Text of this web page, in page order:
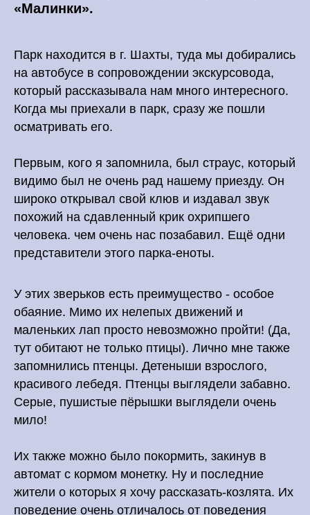
«Малинки».
Парк находится в г. Шахты, туда мы добирались
на автобусе в сопровождении экскурсовода,
который рассказывала нам много интересного.
Когда мы приехали в парк, сразу же пошли
осматривать его.
Первым, кого я запомнила, был страус, который
видимо был не очень рад нашему приезду. Он
широко открывал свой клюв и издавал звук
похожий на сдавленный крик охрипшего
человека. чем очень нас позабавил. Ещё одни
представители этого парка-еноты.
У этих зверьков есть преимущество - особое
обаяние. Мимо их нелепых движений и
маленьких лап просто невозможно пройти! (Да,
тут обитают не только птицы). Лично мне также
запомнились птенцы. Детеныши взрослого,
красивого лебедя. Птенцы выглядели забавно.
Серые, пушистые пёрышки выглядели очень
мило!
Их также можно было покормить, закинув в
автомат с кормом монетку. Ну и последние
жители о которых я хочу рассказать-козлята. Их
поведение очень отличалось от поведения